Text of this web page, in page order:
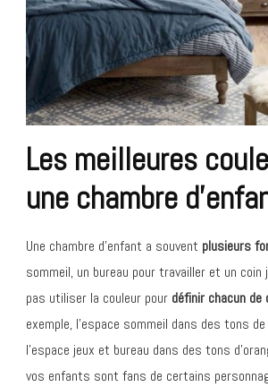
Les meilleures
une chambre
Une chambre d’enfant a souvent plusieurs
sommeil, un bureau pour travailler et un coin
pas utiliser la couleur pour définir chacun
exemple, l’espace sommeil dans des tons
l’espace jeux et bureau dans des tons
vos enfants sont fans de certains